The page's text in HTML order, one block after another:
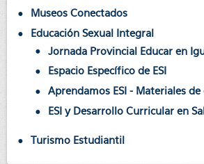
Museos Conectados
Educación Sexual Integral
Jornada Provincial Educar en
Espacio Específico de ESI
Aprendamos ESI - Materiales
ESI y Desarrollo Curricular en
Turismo Estudiantil